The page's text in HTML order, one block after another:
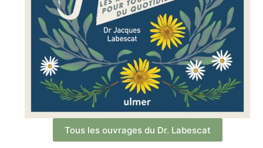
Tous les ouvrages du Dr. Labescat